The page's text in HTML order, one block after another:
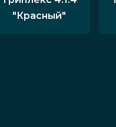
"Красный"